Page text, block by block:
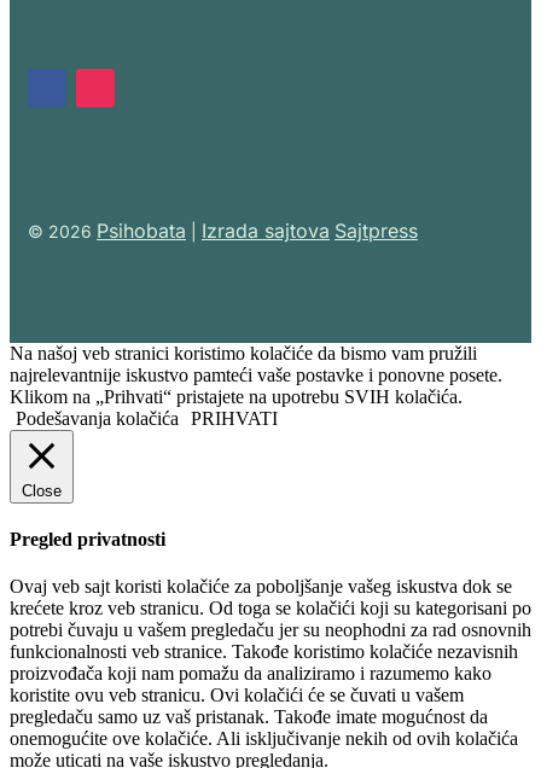
© 2026 Psihobata Izrada sajtova Sajtpress
Na našoj veb stranici koristimo kolačiće da bismo vam pružili
najrelevantnije iskustvo pamteći vaše postavke i ponovne posete.
Klikom na „Prihvati“ pristajete na upotrebu SVIH kolačića.
Podešavanja kolačića
PRIHVATI
Close
Pregled privatnosti
Ovaj veb sajt koristi kolačiće za poboljšanje vašeg iskustva dok se
krećete kroz veb stranicu. Od toga se kolačići koji su kategorisani po
potrebi čuvaju u vašem pregledaču jer su neophodni za rad osnovnih
funkcionalnosti veb stranice. Takođe koristimo kolačiće nezavisnih
proizvođača koji nam pomažu da analiziramo i razumemo kako
koristite ovu veb stranicu. Ovi kolačići će se čuvati u vašem
pregledaču samo uz vaš pristanak. Takođe imate mogućnost da
onemogućite ove kolačiće. Ali isključivanje nekih od ovih kolačića
može uticati na vaše iskustvo pregledanja.